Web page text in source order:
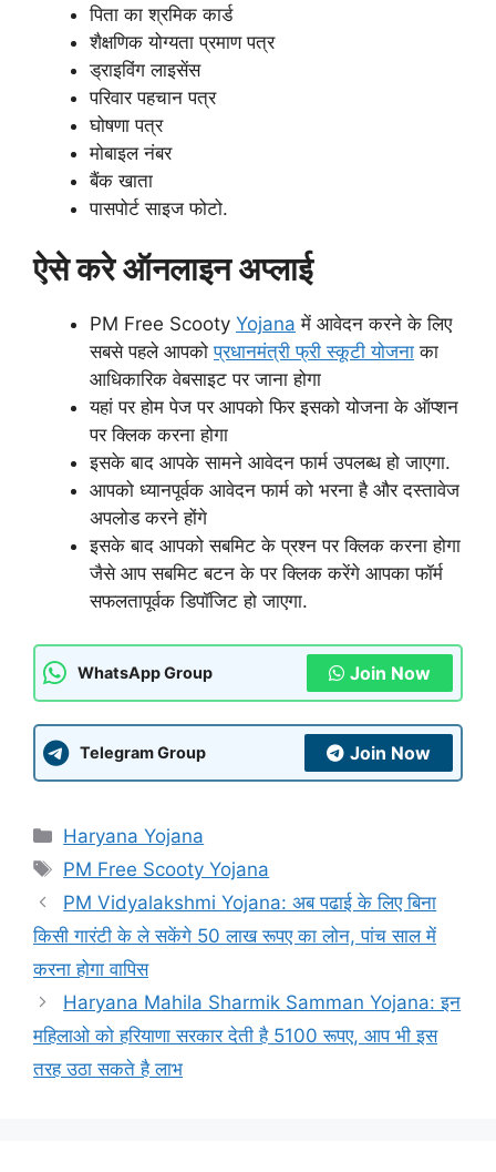
पिता का श्रमिक कार्ड
शैक्षणिक योग्यता प्रमाण पत्र
ड्राइविंग लाइसेंस
परिवार पहचान पत्र
घोषणा पत्र
मोबाइल नंबर
बैंक खाता
पासपोर्ट साइज फोटो.
ऐसे करे ऑनलाइन अप्लाई
PM Free Scooty Yojana में आवेदन करने के लिए
सबसे पहले आपकोप्रधानमंत्री फ्री स्कूटी योजना का
आधिकारिक वेबसाइट पर जाना होगा
यहां पर होम पेज पर आपको फिर इसको योजना के ऑप्शन
पर क्लिक करना होगा
इसके बाद आपके सामने आवेदन फार्म उपलब्ध हो जाएगा.
आपको ध्यानपूर्वक आवेदन फार्म को भरना है और दस्तावेज
अपलोड करने होंगे
इसके बाद आपको सबमिट के प्रश्न पर क्लिक करना होगा
जैसे आप सबमिट बटन के पर क्लिक करेंगे आपका फॉर्म
सफलतापूर्वक डिपॉजिट हो जाएगा.
WhatsApp Group Join Now
Telegram Group Join Now
Categories
Haryana Yojana
Tags
PM Free Scooty Yojana
PM Vidyalakshmi Yojana: अब पढाई के लिए बिना
किसी गारंटी के ले सकेंगे 50 लाख रूपए का लोन, पांच साल में
करना होगा वापिस
Haryana Mahila Sharmik Samman Yojana: इन
महिलाओ को हरियाणा सरकार देती है 5100 रूपए, आप भी इस
तरह उठा सकते है लाभ